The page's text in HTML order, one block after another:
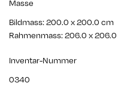
Masse
Bildmass: 200.0 x 200.0 cm
Rahmenmass: 206.0 x
Inventar-Nummer
0340